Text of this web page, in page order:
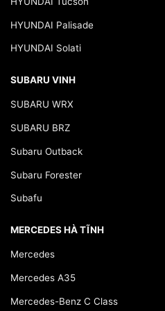
HYUNDAI Palisade
HYUNDAI Solati
SUBARU VINH
SUBARU WRX
SUBARU BRZ
Subaru Outback
Subaru Forester
Subafu
MERCEDES HÀ TĨNH
Mercedes
Mercedes A35
Mercedes-Benz C Class